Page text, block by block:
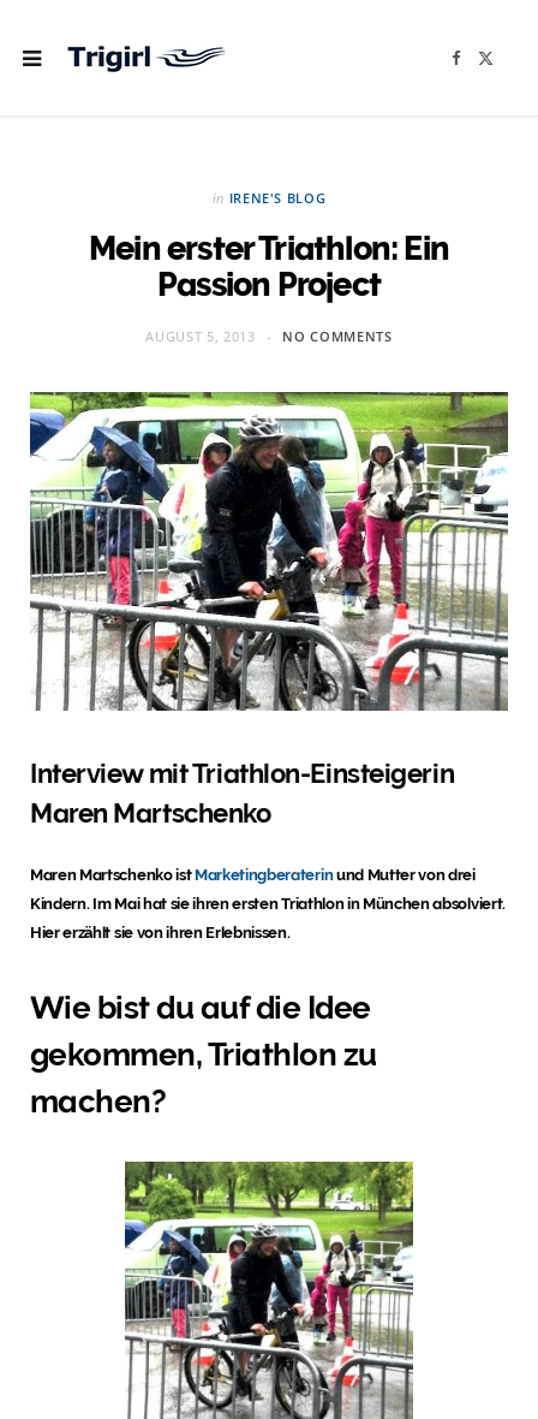
F
in IRENE'S BLOG
Mein erster Triathlon: Ein
Passion Project
AUGUST 5, 2013 NO COMMENTS
Interview mit Triathlon-Einsteigerin
Maren Martschenko
Maren Martschenko ist Marketingberaterinund Mutter von drei
Kindern. Im Mai hat sie ihren ersten Triathlon in München absolviert.
Hier erzählt sie von ihren Erlebnissen.
Wie bist du auf die Idee
gekommen, Triathlon zu
machen?